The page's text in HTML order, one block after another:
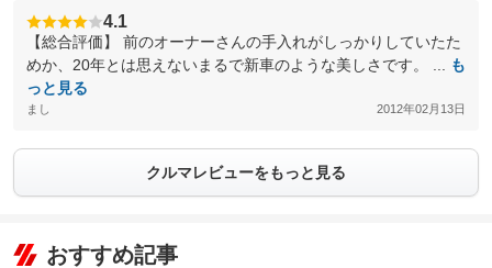
4.1
【総合評価】 前のオーナーさんの手入れがしっかりしていたた
めか、20年とは思えないまるで新車のような美しさです。 ...
も
っと見る
まし 2012年02月13日
クルマレビューをもっと見る
おすすめ記事